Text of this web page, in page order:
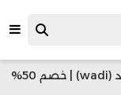
> أقوى كوبون خصم رفيق | رمز الكود (wadi) | خصم 50%